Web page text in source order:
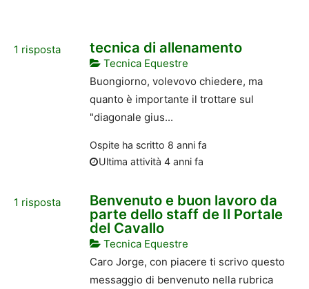
1 risposta tecnica di allenamento
Tecnica Equestre
Buongiorno, volevovo chiedere, ma
quanto è importante il trottare sul
"diagonale gius...
Ospiteha scritto 8 anni fa
Ultima attività 4 anni fa
1 risposta
Benvenuto e buon lavoro da
parte dello staff de Il Portale
del Cavallo
Tecnica Equestre
Caro Jorge, con piacere ti scrivo questo
messaggio di benvenuto nella rubrica